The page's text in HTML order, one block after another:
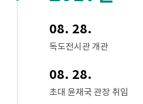
08. 28.
독도전시관 개관
08. 28.
초대 윤재국 관장 취임